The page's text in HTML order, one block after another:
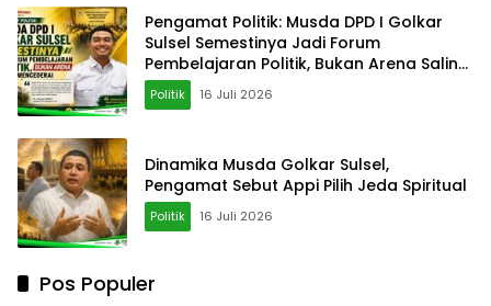
Pengamat Politik: Musda DPD I Golkar
Sulsel Semestinya Jadi Forum
Pembelajaran Politik, Bukan Arena Saling
Mencederai
Politik 16 Juli 2026
Dinamika Musda Golkar Sulsel,
Pengamat Sebut Appi Pilih Jeda Spiritual
Politik 16 Juli 2026
Pos Populer